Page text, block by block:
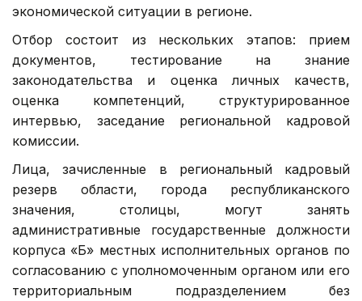
экономической ситуации в регионе.
Отбор состоит из нескольких этапов: прием
документов, тестирование на знание
законодательства и оценка личных качеств,
оценка компетенций, структурированное
интервью, заседание региональной кадровой
комиссии.
Лица, зачисленные в региональный кадровый
резерв области, города республиканского
значения, столицы, могут занять
административные государственные должности
корпуса «Б» местных исполнительных органов по
согласованию с уполномоченным органом или его
территориальным подразделением без